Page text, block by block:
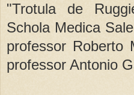
"Trotula de
Schola Medica
professor Roberto
professor Antonio